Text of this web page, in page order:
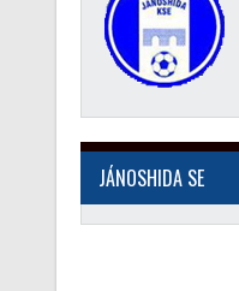
JÁNOSHIDA SE